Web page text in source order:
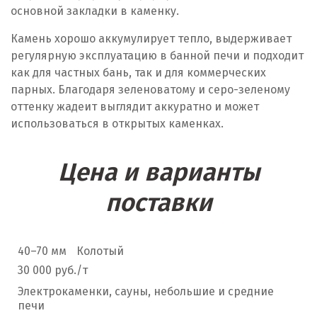
основной закладки в каменку.
Камень хорошо аккумулирует тепло, выдерживает
регулярную эксплуатацию в банной печи и подходит
как для частных бань, так и для коммерческих
парных. Благодаря зеленоватому и серо-зеленому
оттенку жадеит выглядит аккуратно и может
использоваться в открытых каменках.
Цена и варианты
поставки
40–70 мм
Колотый
30 000 руб./т
Электрокаменки, сауны, небольшие и средние
печи